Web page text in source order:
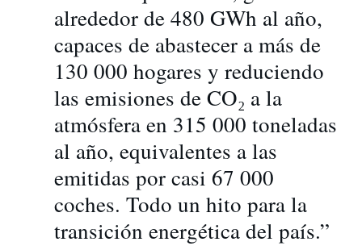
alrededor de 480 GWh al año,
capaces de abastecer a más de
130 000 hogares y reduciendo
las emisiones de CO₂ a la
atmósfera en 315 000 toneladas
al año, equivalentes a las
emitidas por casi 67 000
coches. Todo un hito para la
transición energética del país.”